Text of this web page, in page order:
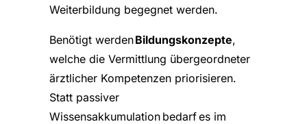
Weiterbildung begegnet werden.
Benötigt werdenBildungskonzepte,
welche die Vermittlung übergeordneter
ärztlicher Kompetenzen priorisieren.
Statt passiver
Wissensakkumulation bedarf es im